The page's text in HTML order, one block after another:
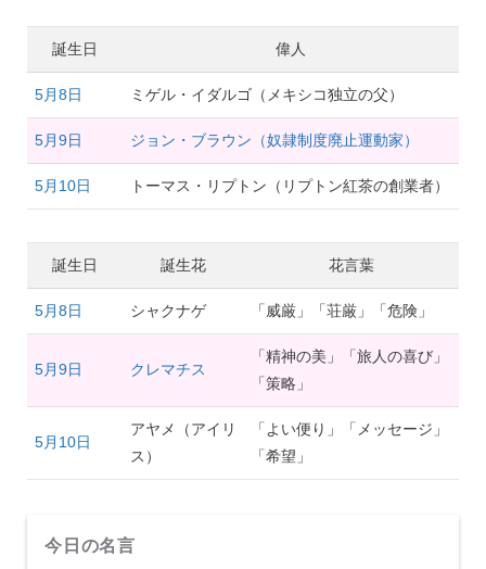
誕生日 偉人
5月8日 ミゲル・イダルゴ（メキシコ独立の父）
5月9日 ジョン・ブラウン（奴隷制度廃止運動家）
5月10日 トーマス・リプトン（リプトン紅茶の創業者）
誕生日 誕生花 花言葉
5月8日 シャクナゲ 「威厳」「荘厳」「危険」
5月9日 クレマチス
「精神の美」「旅人の喜び」
「策略」
5月10日
アヤメ（アイリ
ス）
「よい便り」「メッセージ」
「希望」
今日の名言